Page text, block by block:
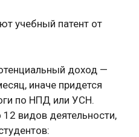
учебный патент от
доход —
иначе придется
по НПД или УСН.
видов деятельности,